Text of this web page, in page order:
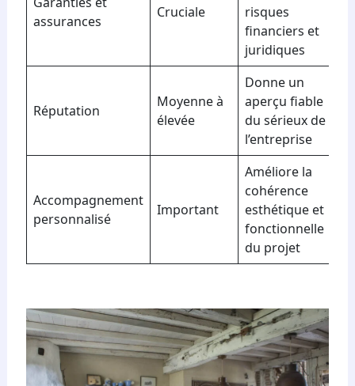
assurances
Cruciale
risques
financiers et
juridiques
Réputation
Moyenne à
élevée
Donne un
aperçu fiable
du sérieux de
l’entreprise
Accompagnement
personnalisé
Important
Améliore la
cohérence
esthétique et
fonctionnelle
du projet